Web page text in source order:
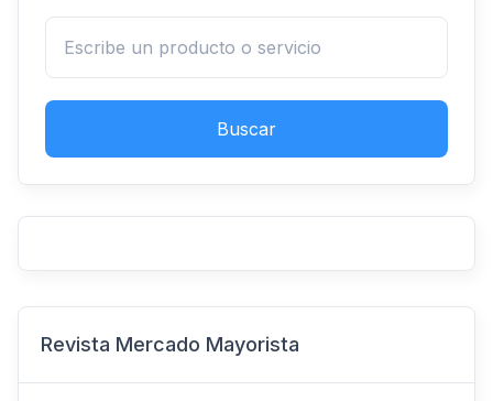
Buscar
Revista Mercado Mayorista